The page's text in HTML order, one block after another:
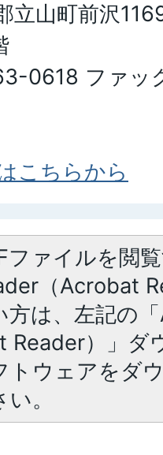
立山町前沢
0618 ファッ
こちらから
ファイルを閲
（Acrobat
方は、左記の
Reader）」ダ
トウェアをダ
。